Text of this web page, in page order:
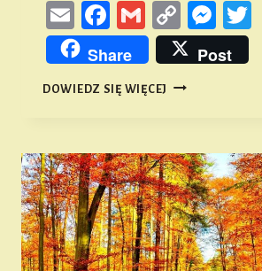
EmailFacebook
GmailCopy
Link
Share Post
DOWIEDZ SIĘ WIĘCEJ „KRYMINALNE